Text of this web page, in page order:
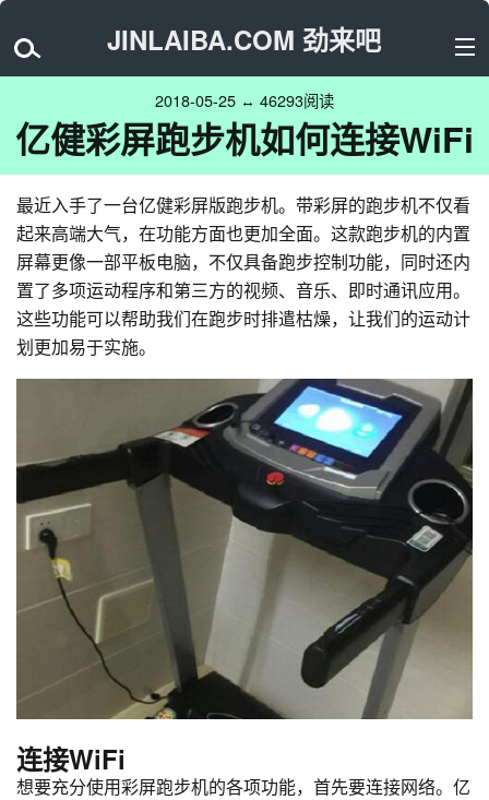
JINLAIBA.COM 劲来吧
2018-05-25 ↔ 46293阅读
亿健彩屏跑步机如何连接WiFi
最近入手了一台亿健彩屏版跑步机。带彩屏的跑步机不仅看
起来高端大气，在功能方面也更加全面。这款跑步机的内置
屏幕更像一部平板电脑，不仅具备跑步控制功能，同时还内
置了多项运动程序和第三方的视频、音乐、即时通讯应用。
这些功能可以帮助我们在跑步时排遣枯燥，让我们的运动计
划更加易于实施。
连接WiFi
想要充分使用彩屏跑步机的各项功能，首先要连接网络。亿